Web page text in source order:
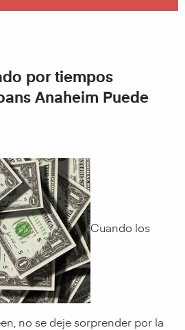
por tiempos
Anaheim Puede
Cuando los
no se deje sorprender por la